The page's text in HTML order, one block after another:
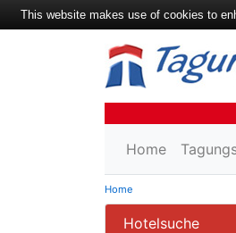
Home
Home
Hotelsuche
This website makes use of cookies to